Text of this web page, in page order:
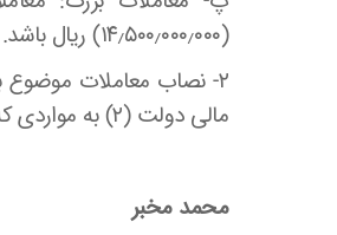
(۱۴٫۵۰۰٫۰۰۰٫۰۰۰) ریال باشد.
مالی دولت (۲) به مواردی که معامله به صورت مزایده انجام می شود تسری می یابد.
محمد مخبر